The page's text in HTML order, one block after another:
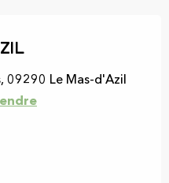
09290 Le Mas-d'Azil